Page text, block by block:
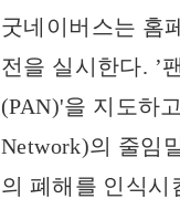
굿네이버스는 홈
전을 실시한다. ’
(PAN)'을 지도하
Network)의 줄임
의 폐해를 인식시